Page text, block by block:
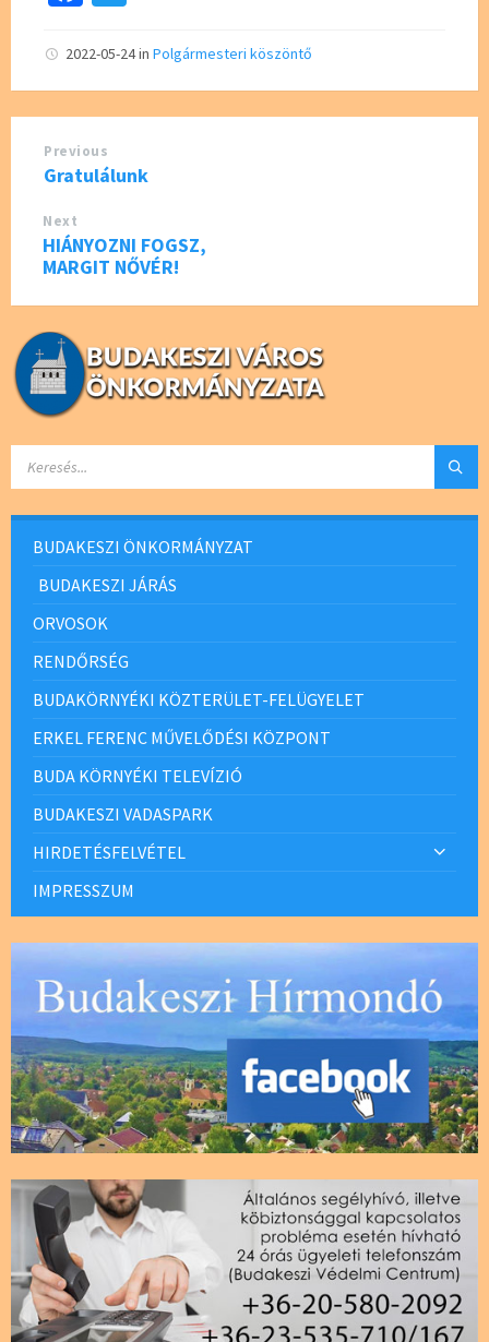
b
o
o
k
tt
er
2022-05-24in Polgármesteri köszöntő
Previous
Gratulálunk
Next
HIÁNYOZNI FOGSZ,
MARGIT NŐVÉR!
BUDAKESZI ÖNKORMÁNYZAT
BUDAKESZI JÁRÁS
ORVOSOK
RENDŐRSÉG
BUDAKÖRNYÉKI KÖZTERÜLET-FELÜGYELET
ERKEL FERENC MŰVELŐDÉSI KÖZPONT
BUDA KÖRNYÉKI TELEVÍZIÓ
BUDAKESZI VADASPARK
HIRDETÉSFELVÉTEL
IMPRESSZUM